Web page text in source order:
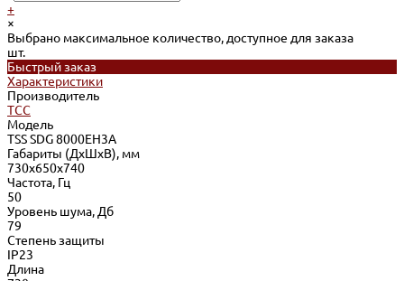
+
×
Выбрано максимальное количество, доступное для заказа
шт.
Быстрый заказ
Характеристики
Производитель
ТСС
Модель
TSS SDG 8000EH3A
Габариты (ДхШхВ), мм
730х650х740
Частота, Гц
50
Уровень шума, Дб
79
Степень защиты
IP23
Длина